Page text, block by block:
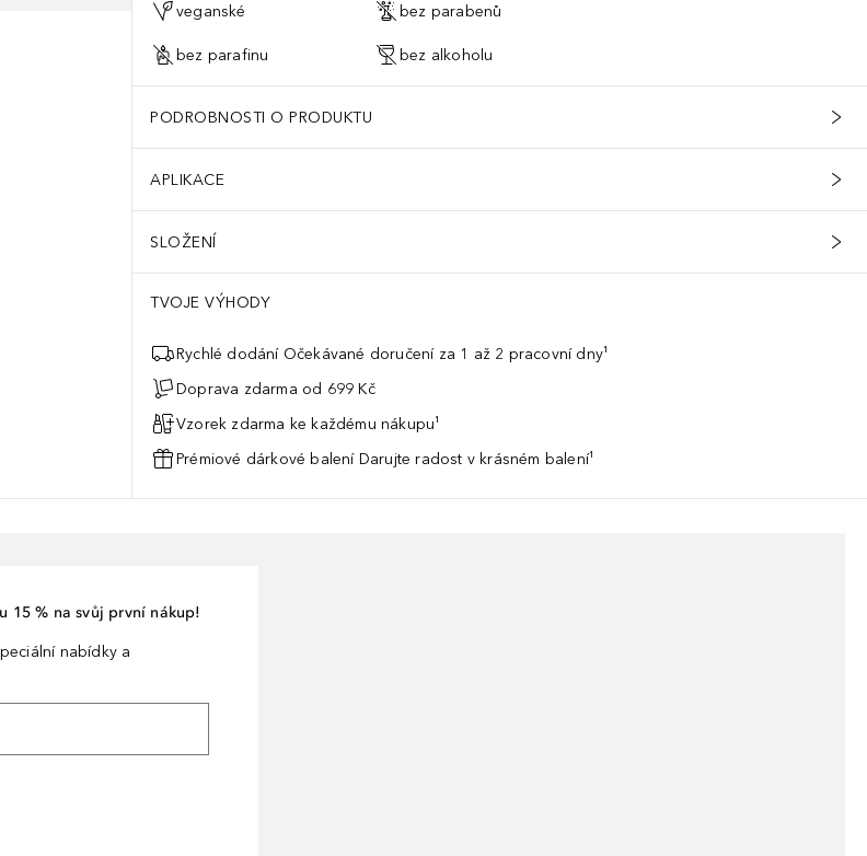
veganské bez parabenů
bez parafinu bez alkoholu
PODROBNOSTI O PRODUKTU
APLIKACE
SLOŽENÍ
TVOJE VÝHODY
Rychlé dodání Očekávané doručení za 1 až 2 pracovní dny¹
Doprava zdarma od 699 Kč
Vzorek zdarma ke každému nákupu¹
Prémiové dárkové balení Darujte radost v krásném balení¹
15 % na svůj první nákup!
nabídky a